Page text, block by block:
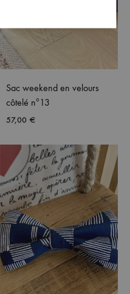
Sac weekend en velours
côtelé nº13
57,00 €